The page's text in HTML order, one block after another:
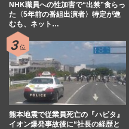
NHK職員への性加害で“出禁”食らっ
た〈5年前の番組出演者〉特定が進
むも、ネット…
熊本地震で従業員死亡の『ハビタ』
イオン爆発事故後に“社長の経歴と